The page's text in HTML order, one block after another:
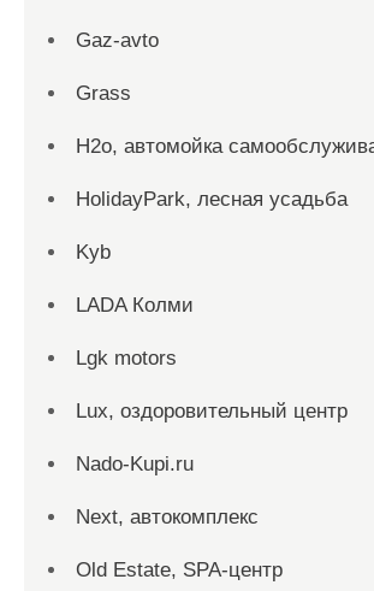
Gaz-avto
Grass
H2o, автомойка
HolidayPark, лесная усадьба
Kyb
LADA Колми
Lgk motors
Lux, оздоровительный центр
Nado-Kupi.ru
Next, автокомплекс
Old Estate, SPA-центр